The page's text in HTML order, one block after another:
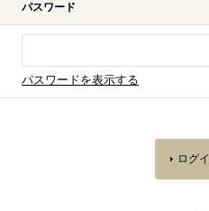
パスワード
パスワードを表示する